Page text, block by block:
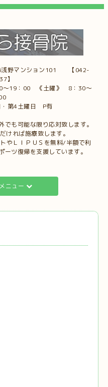
浅野マンション101 【042-
】
～19：00 《土曜》 8：30～
第4土曜日 P有
も可能な限り応対致します。
れば施療致します。
やＬＩＰＵＳを無料/半額で利
ツ復帰を支援しています。
メニュー